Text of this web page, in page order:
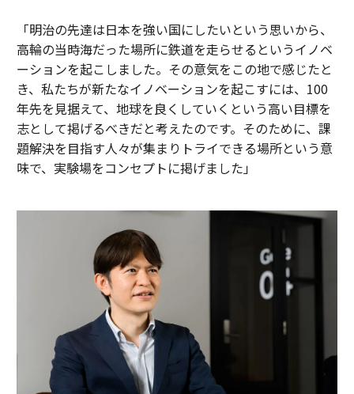
「明治の先達は日本を強い国にしたいという思いから、
高輪の当時海だった場所に鉄道を走らせるというイノベ
ーションを起こしました。その意気をこの地で感じたと
き、私たちが新たなイノベーションを起こすには、100
年先を見据えて、地球を良くしていくという高い目標を
志として掲げるべきだと考えたのです。そのために、課
題解決を目指す人々が集まりトライできる場所という意
味で、実験場をコンセプトに掲げました」